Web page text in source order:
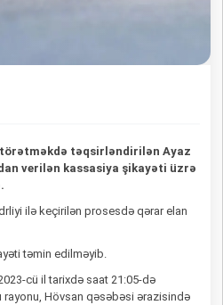
törətməkdə təqsirləndirilən Ayaz
verilən kassasiya şikayəti üzrə
ilə keçirilən prosesdə qərar elan
təmin edilməyib.
cü il tarixdə saat 21:05-də
rayonu, Hövsan qəsəbəsi ərazisində